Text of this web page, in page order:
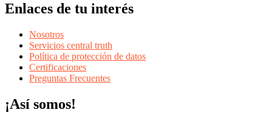
Enlaces de tu interés
Nosotros
Servicios central truth
Política de protección de datos
Certificaciones
Preguntas Frecuentes
¡Así somos!